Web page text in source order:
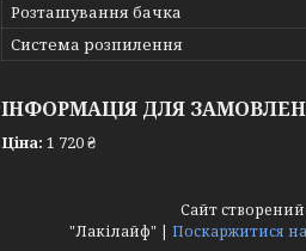
Розташування бачка
Система розпилення
ІНФОРМАЦІЯ ДЛЯ
Ціна: 1 720 ₴
Сайт
"Лакілайф" | Поскаржитися